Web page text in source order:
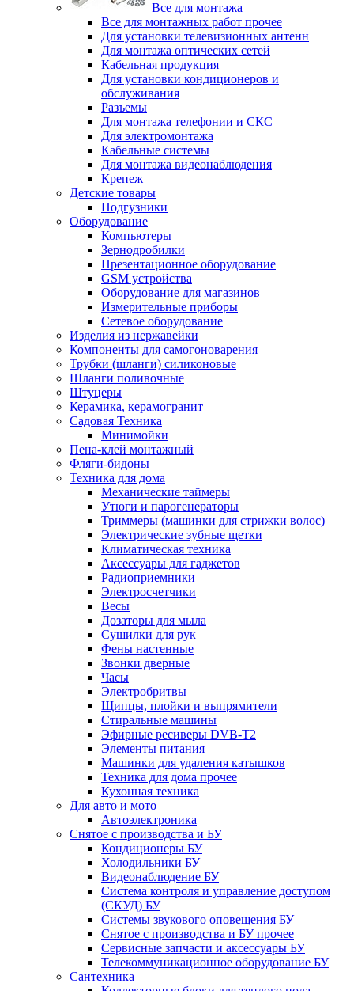
Все для монтажа
Все для монтажных работ прочее
Для установки телевизионных антенн
Для монтажа оптических сетей
Кабельная продукция
Для установки кондиционеров и
обслуживания
Разъемы
Для монтажа телефонии и СКС
Для электромонтажа
Кабельные системы
Для монтажа видеонаблюдения
Крепеж
Детские товары
Подгузники
Оборудование
Компьютеры
Зернодробилки
Презентационное оборудование
GSM устройства
Оборудование для магазинов
Измерительные приборы
Сетевое оборудование
Изделия из нержавейки
Компоненты для самогоноварения
Трубки (шланги) силиконовые
Шланги поливочные
Штуцеры
Керамика, керамогранит
Садовая Техника
Минимойки
Пена-клей монтажный
Фляги-бидоны
Техника для дома
Механические таймеры
Утюги и парогенераторы
Триммеры (машинки для стрижки волос)
Электрические зубные щетки
Климатическая техника
Аксессуары для гаджетов
Радиоприемники
Электросчетчики
Весы
Дозаторы для мыла
Сушилки для рук
Фены настенные
Звонки дверные
Часы
Электробритвы
Щипцы, плойки и выпрямители
Стиральные машины
Эфирные ресиверы DVB-T2
Элементы питания
Машинки для удаления катышков
Техника для дома прочее
Кухонная техника
Для авто и мото
Автоэлектроника
Снятое с производства и БУ
Кондиционеры БУ
Холодильники БУ
Видеонаблюдение БУ
Система контроля и управление доступом
(СКУД) БУ
Системы звукового оповещения БУ
Снятое с производства и БУ прочее
Сервисные запчасти и аксессуары БУ
Телекоммуникационное оборудование БУ
Сантехника